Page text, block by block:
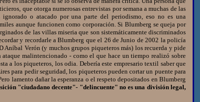
que otorga numerosas entrevistas por semana a muchas de las
o atacado por una parte del periodismo, eso no es una
aunque funcionen como corporación. Si Blumberg se queja por
de las villas miseria que son sistemáticamente discriminados
y recordarle a Blumberg que el 26 de Junio de 2002 la policía
Verón (y muchos grupos piqueteros más) los recuerda y pide
malintencionado - como el que hace un tiempo realizó sobre
a los piqueteros, los odia. Debería este empresario textil saber que
para pedir seguridad, los piqueteros pueden cortar un puente para
lamento dañar la esperanza o el respeto depositados en Blumberg
"ciudadano decente"- "delincuente" no es una división legal,